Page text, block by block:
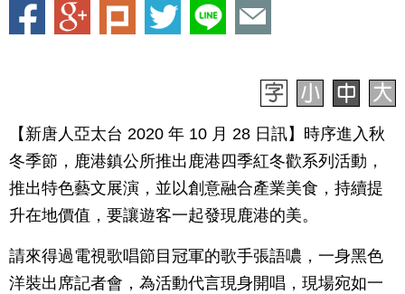
【新唐人亞太台 2020 年 10 月 28 日訊】時序進入秋
冬季節，鹿港鎮公所推出鹿港四季紅冬歡系列活動，
推出特色藝文展演，並以創意融合產業美食，持續提
升在地價值，要讓遊客一起發現鹿港的美。
請來得過電視歌唱節目冠軍的歌手張語噥，一身黑色
洋裝出席記者會，為活動代言現身開唱，現場宛如一